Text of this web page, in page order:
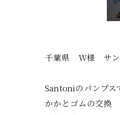
千葉県 W様 サン
Santoniのパンプス
かかとゴムの交換